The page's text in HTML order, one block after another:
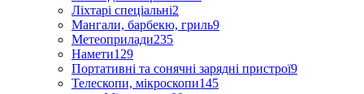
Ліхтарі спеціальні2
Мангали, барбекю, гриль9
Метеоприлади235
Намети129
Портативні та сонячні зарядні пристрої9
Телескопи, мікроскопи145